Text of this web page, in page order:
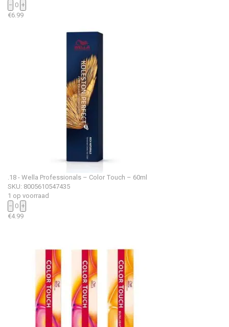
− 0 +
€6.99
.18 - Wella Professionals – Color Touch – 60ml
SKU: 8005610547435
1 op voorraad
− 0 +
€4.99